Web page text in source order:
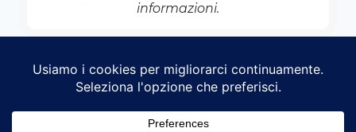
informazioni.